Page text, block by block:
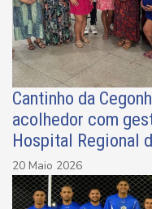
Cantinho da
acolhedor com
Hospital Regional
20 Maio 2026